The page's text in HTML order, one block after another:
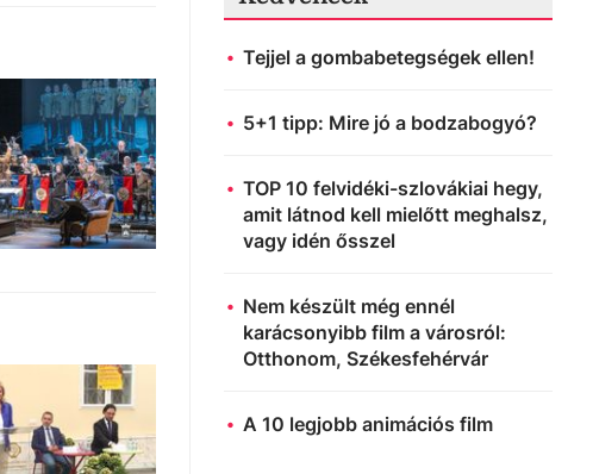
Tejjel a gombabetegségek ellen!
5+1 tipp: Mire jó a bodzabogyó?
TOP 10 felvidéki-szlovákiai hegy,
amit látnod kell mielőtt meghalsz,
vagy idén ősszel
Nem készült még ennél
karácsonyibb film a városról:
Otthonom, Székesfehérvár
A 10 legjobb animációs film